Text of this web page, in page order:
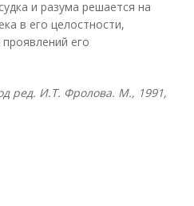
и разума решается на
в его целостности,
его
ред. И.Т. Фролова. М., 1991,